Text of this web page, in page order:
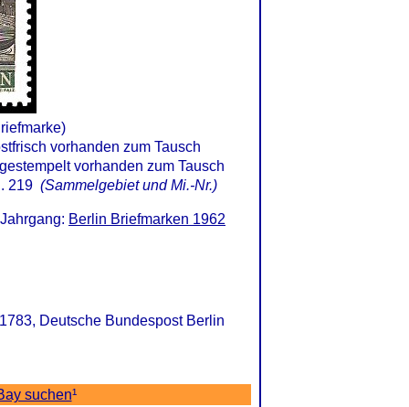
219 (Sammelgebiet und Mi.-Nr.)
Berlin Briefmarken 1962
Deutsche Bundespost Berlin
suchen¹